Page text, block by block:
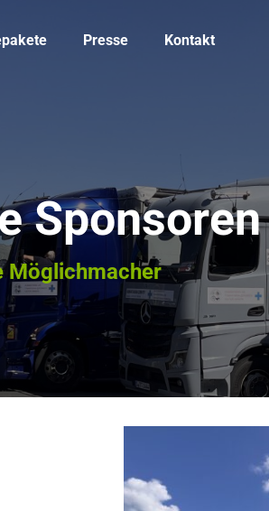
Presse Kontakt
Sponsoren
Möglichmacher